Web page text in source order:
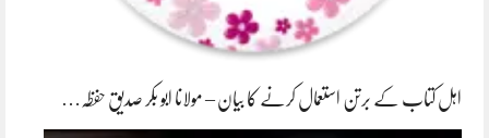
اہل کتاب کے برتن استعمال کرنے کا بیان – مولانا ابو بکر صدیق حفظہ…